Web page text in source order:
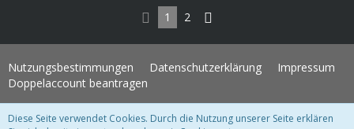
1 2
Nutzungsbestimmungen Datenschutzerklärung
Impressum
Doppelaccount beantragen
Diese Seite verwendet Cookies. Durch die Nutzung unserer Seite erklären